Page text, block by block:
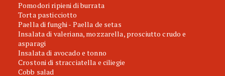
Pomodori ripieni di burrata
Torta pasticciotto
Paella di funghi - Paella de setas
Insalata di valeriana, mozzarella, prosciutto crudo e
asparagi
Insalata di avocado e tonno
Crostoni di stracciatella e ciliegie
Cobb salad